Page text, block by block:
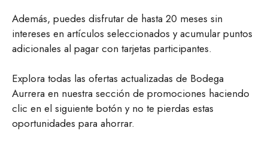
Además, puedes disfrutar de hasta 20 meses sin
intereses en artículos seleccionados y acumular puntos
adicionales al pagar con tarjetas participantes.
Explora todas las ofertas actualizadas de Bodega
Aurrera en nuestra sección de promociones haciendo
clic en el siguiente botón y no te pierdas estas
oportunidades para ahorrar.